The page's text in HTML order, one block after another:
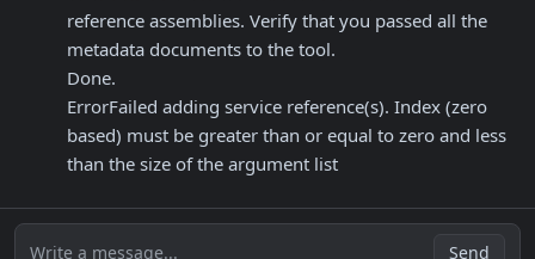
reference assemblies. Verify that you passed all the
metadata documents to the tool.
Done.
ErrorFailed adding service reference(s). Index (zero
based) must be greater than or equal to zero and less
than the size of the argument list
Write a message... Send